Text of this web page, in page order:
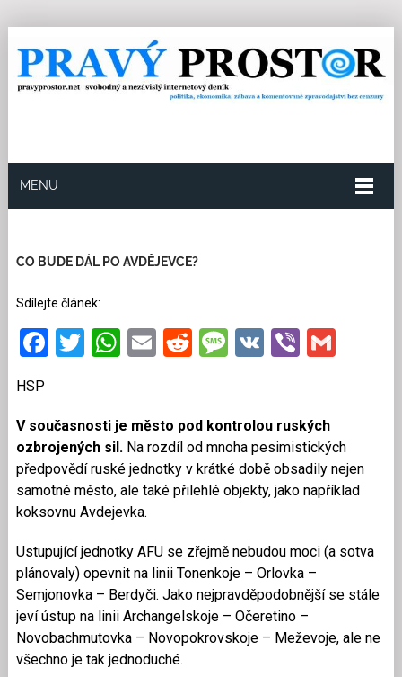
MENU
CO BUDE DÁL PO AVDĚJEVCE?
Sdílejte článek:
Facebook
Twitter
WhatsApp
EmailRedditMessage
VKViber
HSP
V současnosti je město pod kontrolou ruských
ozbrojených sil. Na rozdíl od mnoha pesimistických
předpovědí ruské jednotky v krátké době obsadily nejen
samotné město, ale také přilehlé objekty, jako například
koksovnu Avdejevka.
Ustupující jednotky AFU se zřejmě nebudou moci (a sotva
plánovaly) opevnit na linii Tonenkoje – Orlovka –
Semjonovka – Berdyči. Jako nejpravděpodobnější se stále
jeví ústup na linii Archangelskoje – Očeretino –
Novobachmutovka – Novopokrovskoje – Meževoje, ale ne
všechno je tak jednoduché.